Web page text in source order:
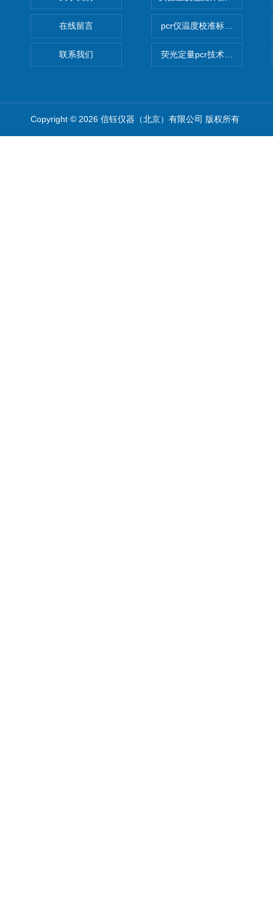
在线留言
联系我们
pcr仪温度校准标定设备
荧光定量pcr技术定制化服务
Copyright © 2026 信钰仪器（北京）有限公司 版权所有